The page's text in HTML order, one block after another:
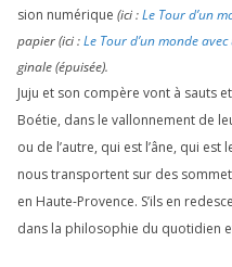
sion numé­rique (ici :Le Tour d’un
papier (ici :Le Tour d’un monde
gi­nale (épui­sée).
Juju et son com­père vont à sauts
Boétie, dans le val­lon­ne­ment de
ou de l’autre, qui est l’âne, qui est
nous trans­portent sur des
en Haute-Provence. S’ils en
dans la phi­lo­so­phie du quo­ti­dien